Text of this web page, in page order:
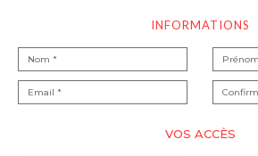
INFORMATIONS
VOS ACCÈS